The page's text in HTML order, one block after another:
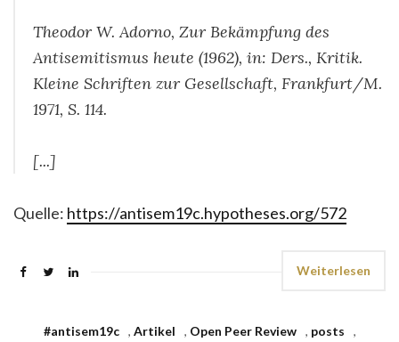
Theodor W. Adorno, Zur Bekämpfung des
Antisemitismus heute (1962), in: Ders., Kritik.
Kleine Schriften zur Gesellschaft, Frankfurt/M.
1971, S. 114.
[...]
Quelle: https://antisem19c.hypotheses.org/572
Weiterlesen
#antisem19c , Artikel , Open Peer Review , posts
,